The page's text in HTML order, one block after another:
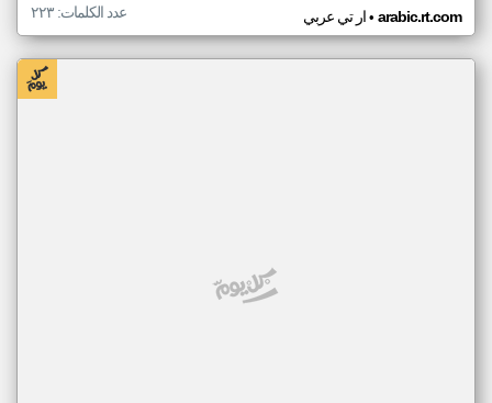
ار تي عربي• arabic.rt.com عدد الكلمات: ٢٢٣